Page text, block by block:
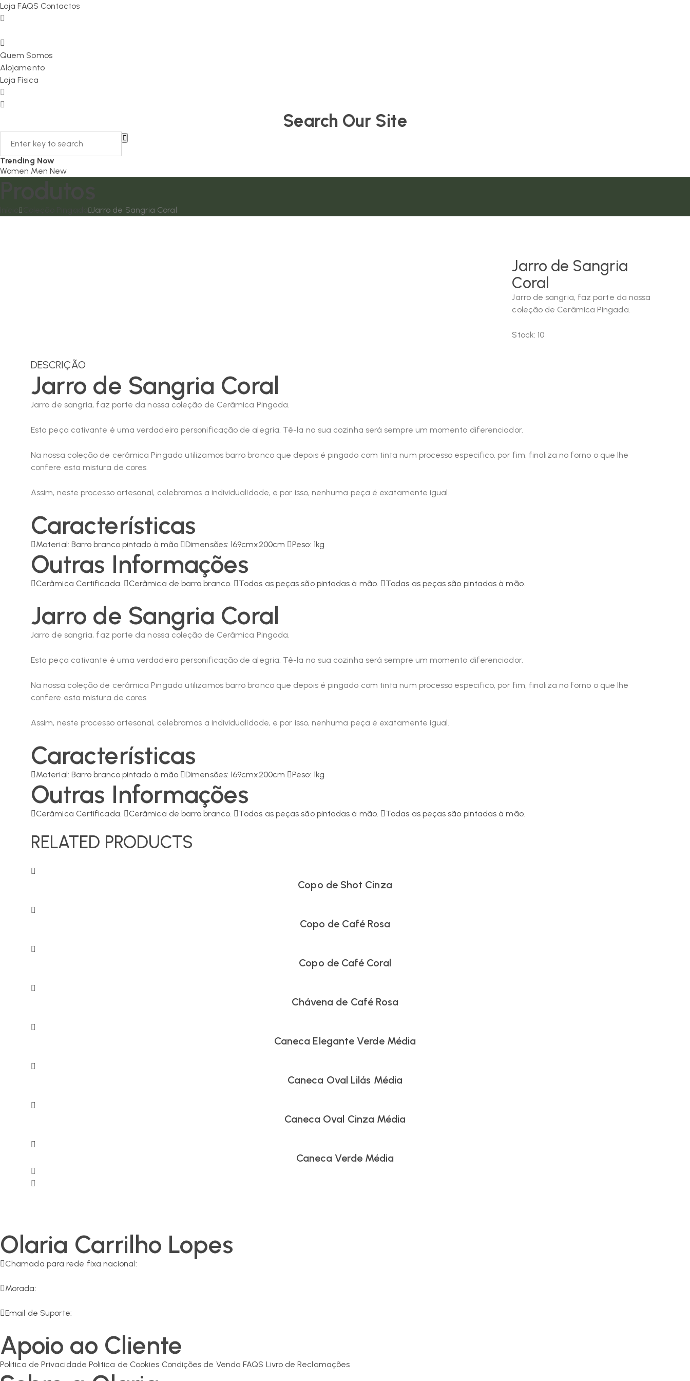
Loja FAQS Contactos
Quem Somos
Alojamento
Loja Física
Search Our Site
Trending Now
Women Men New
Jarro de Sangria Coral
Jarro de Sangria
Coral
Jarro de sangria, faz parte da nossa
coleção de Cerâmica Pingada.
Stock:10
DESCRIÇÃO
Jarro de Sangria Coral
Jarro de sangria, faz parte da nossa coleção de Cerâmica Pingada.
Esta peça cativante é uma verdadeira personificação de alegria. Tê-la na sua cozinha será sempre um momento diferenciador.
Na nossa coleção de cerâmica Pingada utilizamos barro branco que depois é pingado com tinta num processo especifico, por fim, finaliza no forno o que lhe
confere esta mistura de cores.
Assim, neste processo artesanal, celebramos a individualidade, e por isso, nenhuma peça é exatamente igual.
Características
Material: Barro branco pintado à mão Dimensões: 169cmx200cm Peso: 1kg
Outras Informações
Cerâmica Certificada. Cerâmica de barro branco. Todas as peças são pintadas à mão. Todas as peças são pintadas à mão.
Jarro de Sangria Coral
Jarro de sangria, faz parte da nossa coleção de Cerâmica Pingada.
Esta peça cativante é uma verdadeira personificação de alegria. Tê-la na sua cozinha será sempre um momento diferenciador.
Na nossa coleção de cerâmica Pingada utilizamos barro branco que depois é pingado com tinta num processo especifico, por fim, finaliza no forno o que lhe
confere esta mistura de cores.
Assim, neste processo artesanal, celebramos a individualidade, e por isso, nenhuma peça é exatamente igual.
Características
Material: Barro branco pintado à mão Dimensões: 169cmx200cm Peso: 1kg
Outras Informações
Cerâmica Certificada. Cerâmica de barro branco. Todas as peças são pintadas à mão. Todas as peças são pintadas à mão.
RELATED PRODUCTS
Copo de Shot Cinza
Copo de Café Rosa
Copo de Café Coral
Chávena de Café Rosa
Caneca Elegante Verde Média
Caneca Oval Lilás Média
Caneca Oval Cinza Média
Caneca Verde Média
Olaria Carrilho Lopes
Chamada para rede fixa nacional:
Morada:
Email de Suporte:
Apoio ao Cliente
Politica de Privacidade Politica de Cookies Condições de Venda FAQS Livro de Reclamações